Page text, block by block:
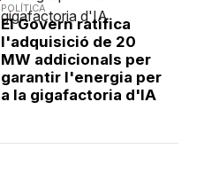
POLÍTICA
El Govern ratifica
l'adquisició de 20
MW addicionals per
garantir l'energia per
a la gigafactoria d'IA